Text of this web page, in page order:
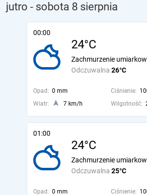
jutro - sobota 8 sierpnia
00:00
24°C
Odczuwalna 26°C
Zachmurzenie
Opad: 0 mm Ciśnienie:
Wiatr:
7 km/h Wilgotność:
01:00
24°C
Odczuwalna 25°C
Zachmurzenie
Opad: 0 mm Ciśnienie: